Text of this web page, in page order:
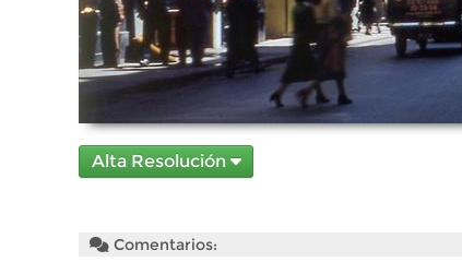
Alta Resolución
Comentarios: